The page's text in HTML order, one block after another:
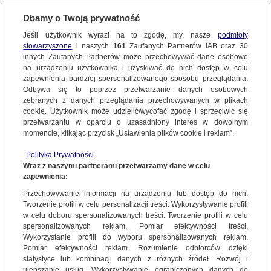
KONTAKT24
Wyślij Materiał
WYŚLIJ MATERIAŁ
NAJNOWSZE
GORĄCE TEMATY
WIĘCEJ
KANAŁY
Dzień dobry!
Jedno konto do wszystkich usług
KONTAKT24|NAJNOWSZE
MATERIAŁ UŻYTKOWNIKA
Ścinawa (Dolnośląskie)
Ścinawa | Pela/Kontakt24
Dbamy o Twoją prywatność
Jeśli użytkownik wyrazi na to zgodę, my, nasze podmioty
stowarzyszone i naszych 161Zaufanych Partnerów IAB oraz 30
innych Zaufanych Partnerów może przechowywać dane osobowe
na urządzeniu użytkownika i uzyskiwać do nich dostęp w celu
zapewnienia bardziej spersonalizowanego sposobu przeglądania.
Odbywa się to poprzez przetwarzanie danych osobowych
zebranych z danych przeglądania przechowywanych w plikach
cookie. Użytkownik może udzielić/wycofać zgodę i sprzeciwić się
przetwarzaniu w oparciu o uzasadniony interes w dowolnym
momencie, klikając przycisk „Ustawienia plików cookie i reklam”.
Polityka Prywatności
Wraz z naszymi partnerami przetwarzamy dane w celu
zapewnienia:
Przechowywanie informacji na urządzeniu lub dostęp do nich.
Tworzenie profili w celu personalizacji treści. Wykorzystywanie profili
w celu doboru spersonalizowanych treści. Tworzenie profili w celu
spersonalizowanych reklam. Pomiar efektywności treści.
Wykorzystanie profili do wyboru spersonalizowanych reklam.
Pomiar efektywności reklam. Rozumienie odbiorców dzięki
statystyce lub kombinacji danych z różnych źródeł. Rozwój i